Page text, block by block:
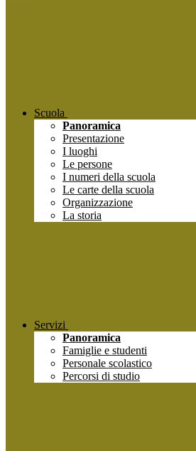
Scuola
Panoramica
Presentazione
I luoghi
Le persone
I numeri della scuola
Le carte della scuola
Organizzazione
La storia
Servizi
Panoramica
Famiglie e studenti
Personale scolastico
Percorsi di studio